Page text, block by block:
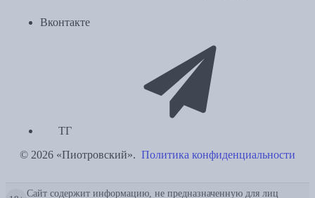
Вконтакте
ТГ
© 2026 «Пиотровский». Политика конфиденциальности
Сайт содержит информацию, не предназначенную для лиц